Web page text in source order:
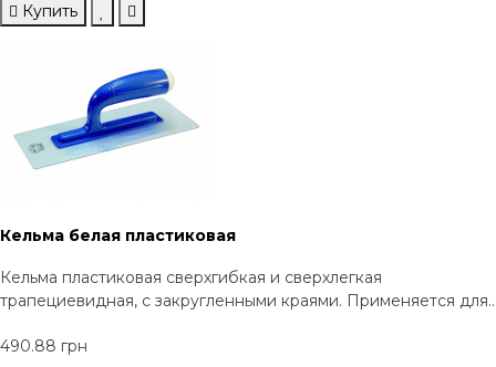
Купить
Кельма белая пластиковая
Кельма пластиковая сверхгибкая и сверхлегкая
трапециевидная, с закругленными краями. Применяется для..
490.88 грн